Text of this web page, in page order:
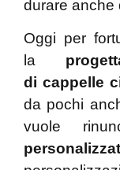
durare anche
Oggi per
la
di cappelle
da pochi
vuole